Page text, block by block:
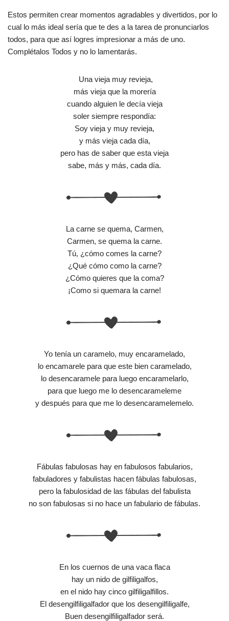
Estos permiten crear momentos agradables y divertidos, por lo
cual lo más ideal sería que te des a la tarea de pronunciarlos
todos, para que así logres impresionar a más de uno.
Complétalos Todos y no lo lamentarás.
Una vieja muy revieja,
más vieja que la morería
cuando alguien le decía vieja
soler siempre respondía:
Soy vieja y muy revieja,
y más vieja cada día,
pero has de saber que esta vieja
sabe, más y más, cada día.
La carne se quema, Carmen,
Carmen, se quema la carne.
Tú, ¿cómo comes la carne?
¿Qué cómo como la carne?
¿Cómo quieres que la coma?
¡Como si quemara la carne!
Yo tenía un caramelo, muy encaramelado,
lo encamarele para que este bien caramelado,
lo desencaramele para luego encaramelarlo,
para que luego me lo desencarameleme
y después para que me lo desencaramelemelo.
Fábulas fabulosas hay en fabulosos fabularios,
fabuladores y fabulistas hacen fábulas fabulosas,
pero la fabulosidad de las fábulas del fabulista
no son fabulosas si no hace un fabulario de fábulas.
En los cuernos de una vaca flaca
hay un nido de gilfiligalfos,
en el nido hay cinco gilfiligalfillos.
El desengilfiligalfador que los desengilfiligalfe,
Buen desengilfiligalfador será.